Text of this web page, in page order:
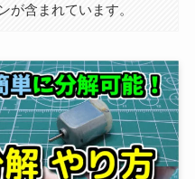
が含まれています。